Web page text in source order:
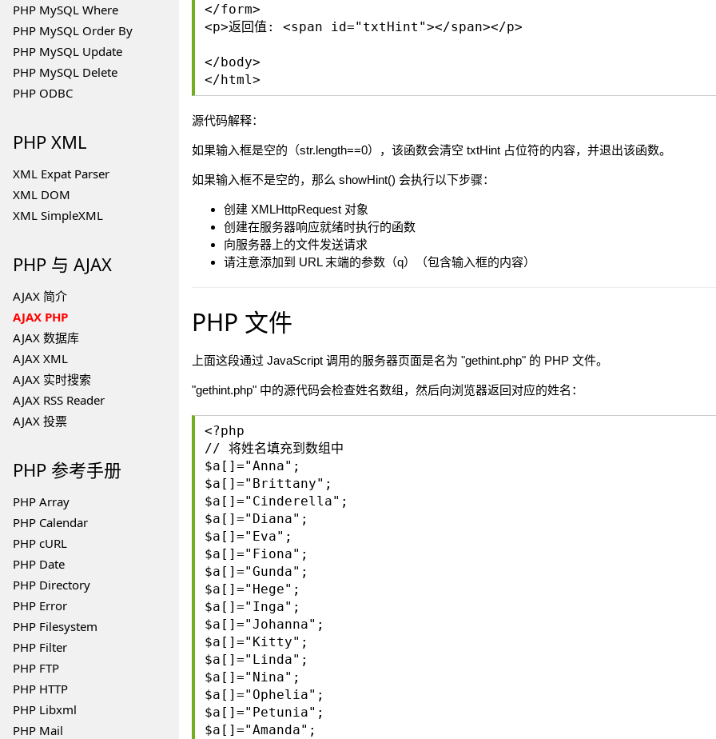
PHP MySQL Where
PHP MySQL Order By
PHP MySQL Update
PHP MySQL Delete
PHP ODBC
PHP XML
XML Expat Parser
XML DOM
XML SimpleXML
PHP 与 AJAX
AJAX 简介
AJAX PHP
AJAX 数据库
AJAX XML
AJAX 实时搜索
AJAX RSS Reader
AJAX 投票
PHP 参考手册
PHP Array
PHP Calendar
PHP cURL
PHP Date
PHP Directory
PHP Error
PHP Filesystem
PHP Filter
PHP FTP
PHP HTTP
PHP Libxml
PHP Mail
</form>
<p>返回值: <span id="txtHint"></span></p>
</body>
</html>
源代码解释：
如果输入框是空的（str.length==0），该函数会清空 txtHint 占位符的内容，并退出该函数。
如果输入框不是空的，那么 showHint() 会执行以下步骤：
创建 XMLHttpRequest 对象
创建在服务器响应就绪时执行的函数
向服务器上的文件发送请求
请注意添加到 URL 末端的参数（q）（包含输入框的内容）
PHP 文件
上面这段通过 JavaScript 调用的服务器页面是名为 "gethint.php" 的 PHP 文件。
"gethint.php" 中的源代码会检查姓名数组，然后向浏览器返回对应的姓名：
<?php
// 将姓名填充到数组中
$a[]="Anna";
$a[]="Brittany";
$a[]="Cinderella";
$a[]="Diana";
$a[]="Eva";
$a[]="Fiona";
$a[]="Gunda";
$a[]="Hege";
$a[]="Inga";
$a[]="Johanna";
$a[]="Kitty";
$a[]="Linda";
$a[]="Nina";
$a[]="Ophelia";
$a[]="Petunia";
$a[]="Amanda";